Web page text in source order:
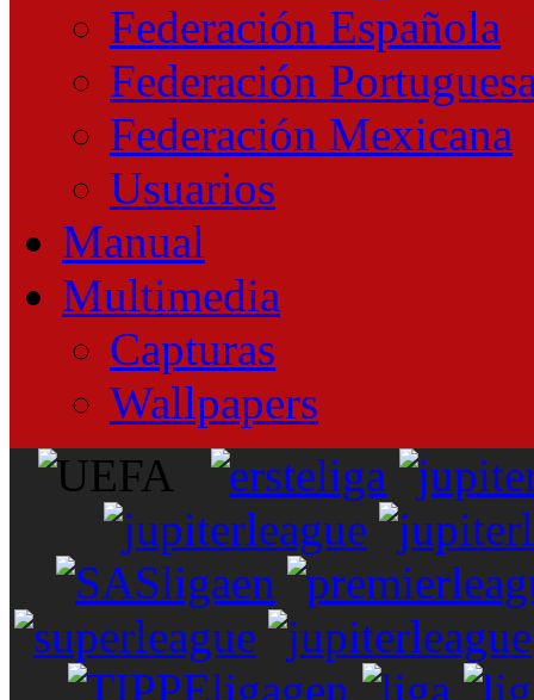
Federación Española
Federación
Federación Mexicana
Usuarios
Manual
Multimedia
Capturas
Wallpapers